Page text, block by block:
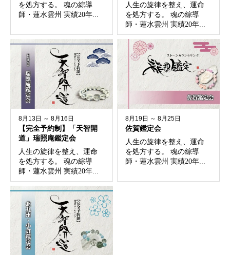
を処方する。 魂の綜導
師・蓮水雲州 実績20年...
人生の旋律を整え、運命
を処方する。 魂の綜導
師・蓮水雲州 実績20年...
8月13日 ～ 8月16日
【完全予約制】「天智開
道」瑞照庵鑑定会
人生の旋律を整え、運命
を処方する。 魂の綜導
師・蓮水雲州 実績20年...
8月19日 ～ 8月25日
佐賀鑑定会
人生の旋律を整え、運命
を処方する。 魂の綜導
師・蓮水雲州 実績20年...